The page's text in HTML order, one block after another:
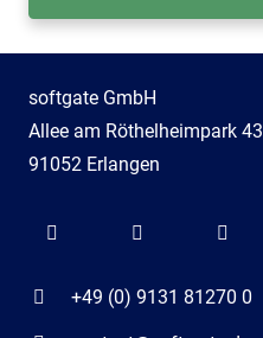
softgate GmbH
Allee am Röthelheimpark 43
91052 Erlangen
+49 (0) 9131 81270 0